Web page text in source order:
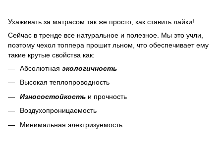
Ухаживать за матрасом так же просто, как ставить лайки!
Сейчас в тренде все натуральное и полезное. Мы это учли,
поэтому чехол топпера прошит льном, что обеспечивает ему
такие крутые свойства как:
Абсолютная экологичность
Высокая теплопроводность
Износостойкость и прочность
Воздухопроницаемость
Минимальная электризуемость